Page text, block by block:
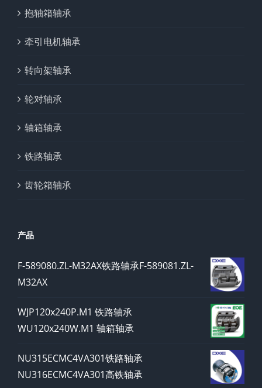
抱轴箱轴承
牵引电机轴承
转向架轴承
轮对轴承
轴箱轴承
铁路轴承
齿轮箱轴承
产品
F-589080.ZL-M32AX铁路轴承F-589081.ZL-
M32AX
WJP120x240P.M1 铁路轴承
WU120x240W.M1 轴箱轴承
NU315ECMC4VA301铁路轴承
NU316ECMC4VA301高铁轴承